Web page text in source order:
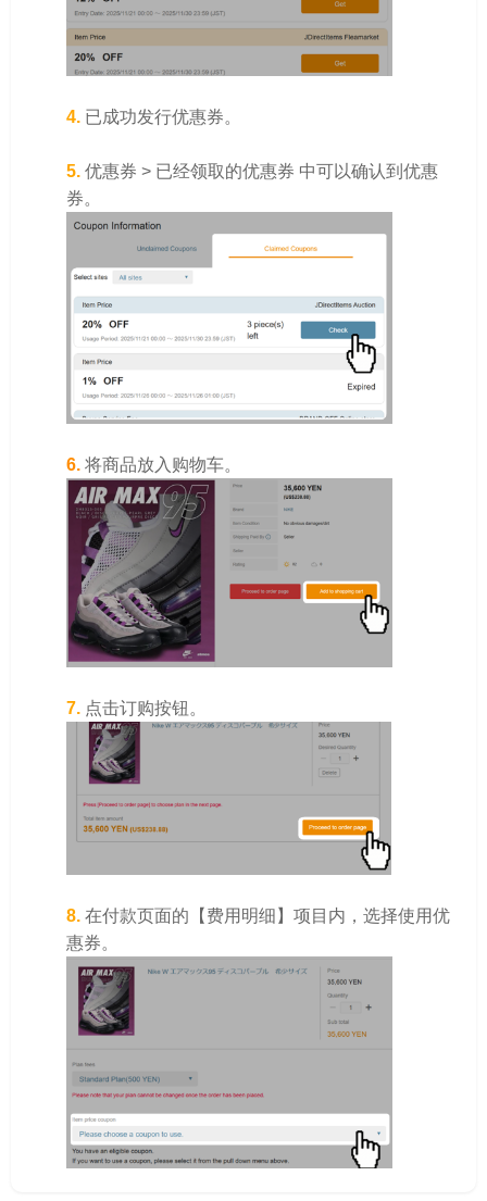
4. 已成功发行优惠券。
5. 优惠券 > 已经领取的优惠券 中可以确认到优惠
券。
6. 将商品放入购物车。
7. 点击订购按钮。
8. 在付款页面的【费用明细】项目内，选择使用优
惠券。